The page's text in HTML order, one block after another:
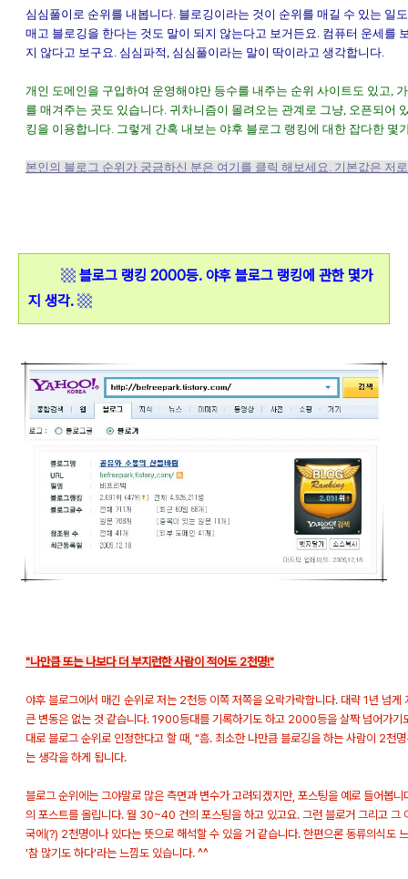
심심풀이로 순위를 내봅니다. 블로깅이라는 것이 순위를 매길 수 있는 일
매고 블로깅을 한다는 것도 말이 되지 않는다고 보거든요. 컴퓨터 운세를
지 않다고 보구요. 심심파적, 심심풀이라는 말이 딱이라고 생각합니다.
개인 도메인을 구입하여 운영해야만 등수를 내주는 순위 사이트도 있고,
를 매겨주는 곳도 있습니다. 귀차니즘이 몰려오는 관계로 그냥, 오픈되어
킹을 이용합니다. 그렇게 간혹 내보는 야후 블로그 랭킹에 대한 잡다한 몇
본인의 블로그 순위가 궁금하신 분은 여기를 클릭 해보세요. 기본값은 저
▩ 블로그 랭킹 2000등. 야후 블로그 랭킹에 관한 몇가
지 생각. ▩
"나만큼 또는 나보다 더 부지런한 사람이 적어도 2천명!"
야후 블로그에서 매긴 순위로 저는 2천등 이쪽 저쪽을 오락가락합니다. 대략 1년 넘게
큰 변동은 없는 것 같습니다. 1900등대를 기록하기도 하고 2000등을 살짝 넘어가기
대로 블로그 순위로 인정한다고 할 때, "흠. 최소한 나만큼 블로깅을 하는 사람이 2천
는 생각을 하게 됩니다.
블로그 순위에는 그야말로 많은 측면과 변수가 고려되겠지만, 포스팅을 예로 들어봅니
의 포스트를 올립니다. 월 30~40 건의 포스팅을 하고 있고요. 그런 블로거 그리고 그
국에(?) 2천명이나 있다는 뜻으로 해석할 수 있을 거 같습니다. 한편으론 동류의식도
'참 많기도 하다'라는 느낌도 있습니다. ^^